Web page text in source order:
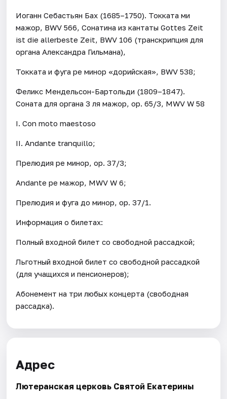
Иоганн Себастьян Бах (1685–1750). Токката ми
мажор, BWV 566, Сонатина из кантаты Gottes Zeit
ist die allerbeste Zeit, BWV 106 (транскрипция для
органа Александра Гильмана),
Токката и фуга ре минор «дорийская», BWV 538;
Феликс Мендельсон-Бартольди (1809–1847).
Соната для органа 3 ля мажор, ор. 65/3, MWV W 58
I. Con moto maestoso
II. Andante tranquillo;
Прелюдия ре минор, ор. 37/3;
Andante ре мажор, MWV W 6;
Прелюдия и фуга до минор, ор. 37/1.
Информация о билетах:
Полный входной билет со свободной рассадкой;
Льготный входной билет со свободной рассадкой
(для учащихся и пенсионеров);
Абонемент на три любых концерта (свободная
рассадка).
Адрес
Лютеранская церковь Святой Екатерины